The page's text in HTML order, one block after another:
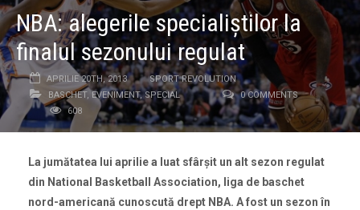
NBA: alegerile specialiştilor la
finalul sezonului regulat
APRILIE 20TH, 2013
SPORT REVOLUTION
BASCHET, EVENIMENT, SPECIAL
0 COMMENTS
608
La jumătatea lui aprilie a luat sfârşit un alt sezon regulat
din National Basketball Association, liga de baschet
nord-americană cunoscută drept NBA. A fost un sezon în